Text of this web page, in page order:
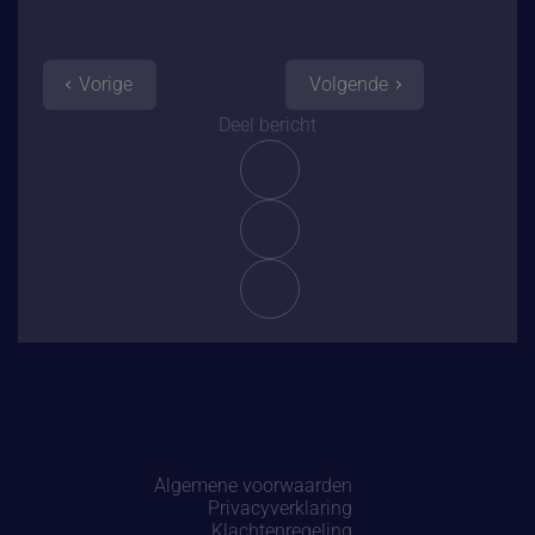
Vorige
Deel bericht
Volgende
Algemene voorwaarden
Privacyverklaring